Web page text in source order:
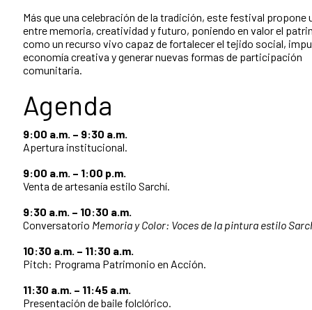
Más que una celebración de la tradición, este festival propone
entre memoria, creatividad y futuro, poniendo en valor el
como un recurso vivo capaz de fortalecer el tejido social,
economía creativa y generar nuevas formas de participación
comunitaria.
Agenda
9:00 a.m. – 9:30 a.m.
Apertura institucional.
9:00 a.m. – 1:00 p.m.
Venta de artesanía estilo Sarchí.
9:30 a.m. – 10:30 a.m.
Conversatorio Memoria y Color: Voces de la pintura estilo
10:30 a.m. – 11:30 a.m.
Pitch: Programa Patrimonio en Acción.
11:30 a.m. – 11:45 a.m.
Presentación de baile folclórico.